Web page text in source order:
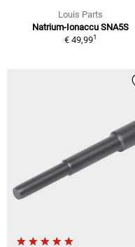
Louis Parts
Natrium-Ionaccu SNA5S
€ 49,991